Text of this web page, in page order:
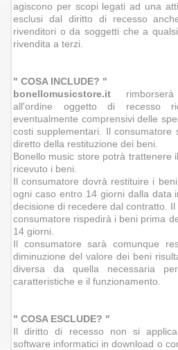
agiscono per scopi legati ad una
esclusi dal diritto di recesso
rivenditori o da soggetti che a
rivendita a terzi.
" COSA INCLUDE? "
bonellomusicstore.it rimborserà
all'ordine oggetto di recesso
eventualmente comprensivi delle
costi supplementari. Il consumatore
diretto della restituzione dei beni.
Bonello music store potrà trattenere
ricevuto i beni.
Il consumatore dovrà restituire i
ogni caso entro 14 giorni dalla data
decisione di recedere dal contratto.
consumatore rispedirà i beni prima
14 giorni.
Il consumatore sarà comunque
diminuzione del valore dei beni
diversa da quella necessaria
caratteristiche e il funzionamento.
" COSA ESCLUDE? "
Il diritto di recesso non si
software informatici in download o